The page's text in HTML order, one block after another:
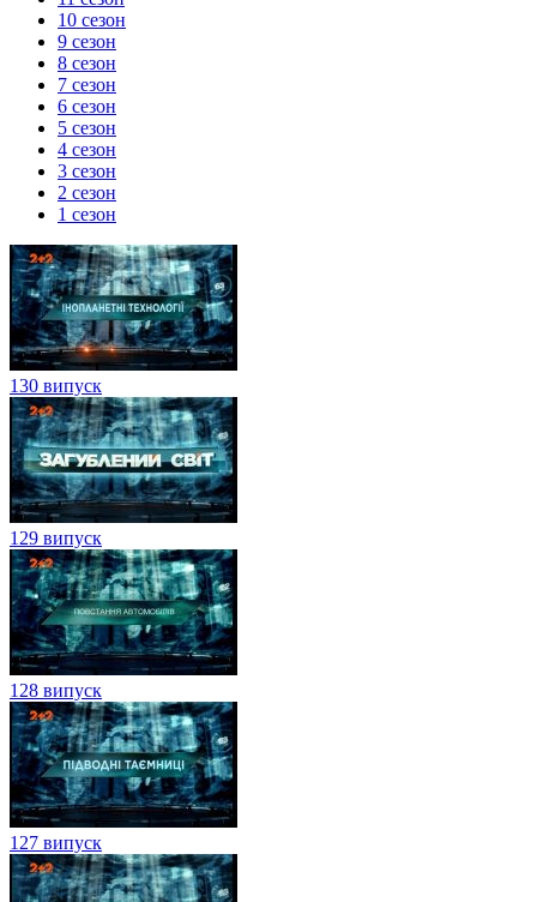
10 сезон
9 сезон
8 сезон
7 сезон
6 сезон
5 сезон
4 сезон
3 сезон
2 сезон
1 сезон
130 випуск
129 випуск
128 випуск
127 випуск